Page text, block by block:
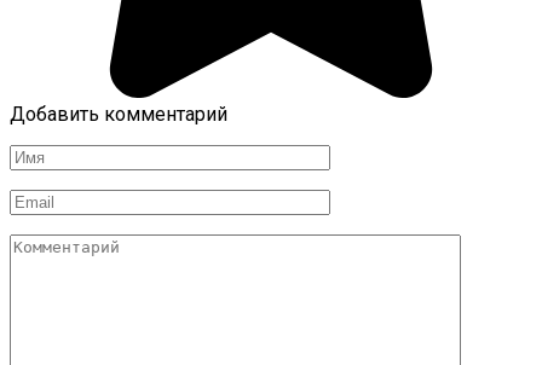
Добавить комментарий
Имя
Email
Комментарий